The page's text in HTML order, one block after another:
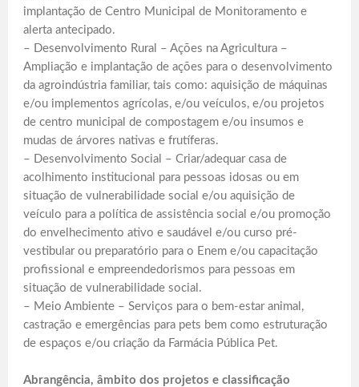
implantação de Centro Municipal de Monitoramento e
alerta antecipado.
– Desenvolvimento Rural – Ações na Agricultura –
Ampliação e implantação de ações para o desenvolvimento
da agroindústria familiar, tais como: aquisição de máquinas
e/ou implementos agrícolas, e/ou veículos, e/ou projetos
de centro municipal de compostagem e/ou insumos e
mudas de árvores nativas e frutíferas.
– Desenvolvimento Social – Criar/adequar casa de
acolhimento institucional para pessoas idosas ou em
situação de vulnerabilidade social e/ou aquisição de
veículo para a política de assistência social e/ou promoção
do envelhecimento ativo e saudável e/ou curso pré-
vestibular ou preparatório para o Enem e/ou capacitação
profissional e empreendedorismos para pessoas em
situação de vulnerabilidade social.
– Meio Ambiente – Serviços para o bem-estar animal,
castração e emergências para pets bem como estruturação
de espaços e/ou criação da Farmácia Pública Pet.
Abrangência, âmbito dos projetos e classificação